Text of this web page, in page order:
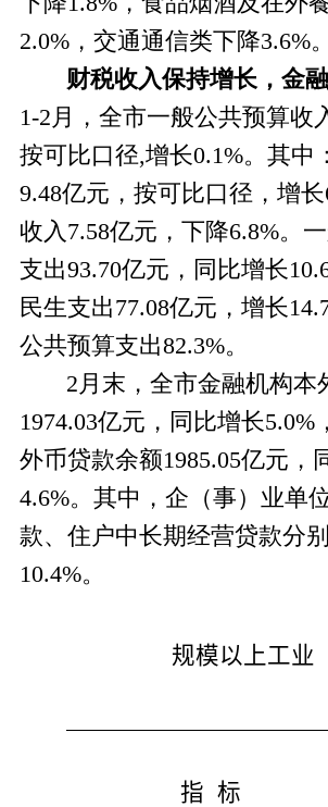
2.0%，交通通信类下降3.6%。
财税收入保持增长 ，金
1-2月，全市一般公共预算收
按可比口径,增长0.1%。其中
9.48亿元，按可比口径，增长
收入 7.58亿元，下降6.8%。
支出93.70亿元，同比增长
民生支出77.08亿元，增长
公共预算支出82.3%。
2月末，全市金融机构本
1974.03亿元， 同比增长5.0%
外币贷款余额1985.05亿元，
4.6%。其中，企（事）业单
款、住户中长期经营贷款分
10.4%。
规模以上工业
指  标